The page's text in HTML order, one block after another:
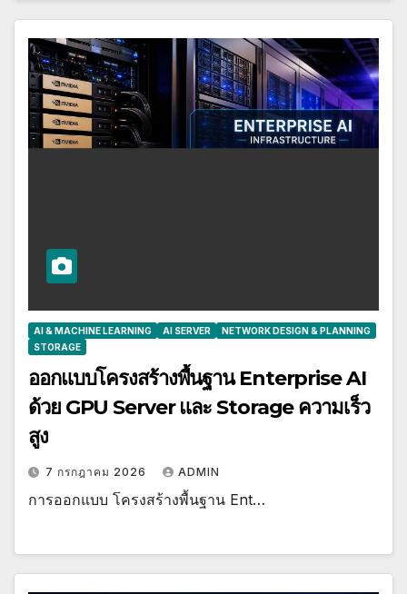
AI & MACHINE LEARNING AI SERVER
NETWORK DESIGN & PLANNING
STORAGE
ออกแบบโครงสร้างพื้นฐาน Enterprise AI
ด้วย GPU Server และ Storage ความเร็ว
สูง
7 กรกฎาคม 2026 ADMIN
การออกแบบ โครงสร้างพื้นฐาน Ent…